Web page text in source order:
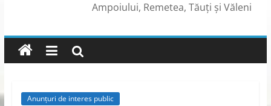
Ampoiului, Remetea, Tăuți și Văleni
Anunțuri de interes public